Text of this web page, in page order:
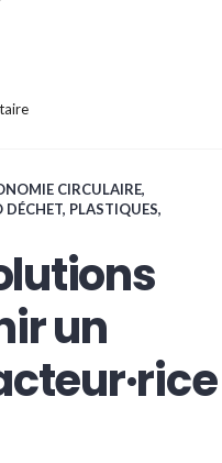
Zéro Déchet 20-27
CIRCULAIRE,
DÉCHET, PLASTIQUES,
un